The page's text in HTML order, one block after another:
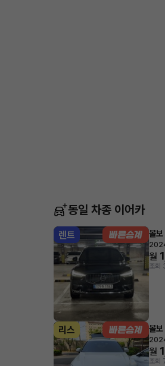
동일 차종 이어카
렌트 볼
월
조회
리스 볼
월
조회